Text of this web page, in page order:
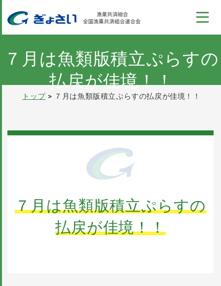
ぎょさい制度
漁業収入安定対策事業
パンフレット お問い合わせ
７月は魚類版積立ぷらすの
払戻が佳境！！
トップ ７月は魚類版積立ぷらすの払戻が佳境！！
７月は魚類版積立ぷらすの
払戻が佳境！！